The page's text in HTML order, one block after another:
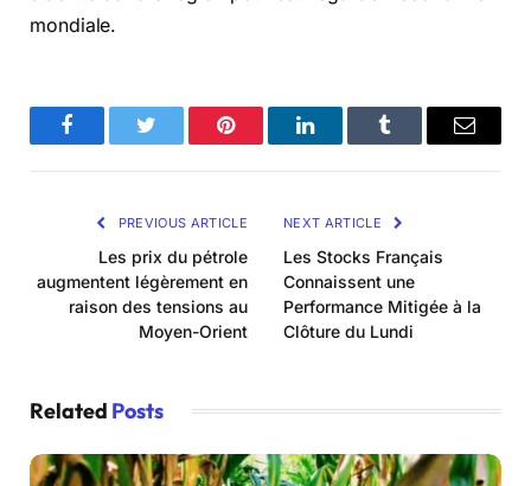
mondiale.
FacebookTwitter Pinterest LinkedInTumblr Email
PREVIOUS ARTICLE
Les prix du pétrole
augmentent légèrement en
raison des tensions au
Moyen-Orient
NEXT ARTICLE
Les Stocks Français
Connaissent une
Performance Mitigée à la
Clôture du Lundi
Related Posts